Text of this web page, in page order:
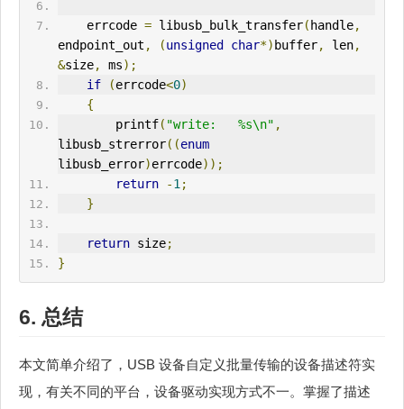
    errcode
= libusb_bulk_transfer( handle,
endpoint_out , (unsigned char*) buffer, len,
&size, ms);
if
(errcode<0)
{
        printf
( "write:   %s\n" ,
libusb_strerror((enum
libusb_error)errcode));
return
-1;
}
return size;
}
6. 总结
本文简单介绍了，USB 设备自定义批量传输的设备描述符实
现，有关不同的平台，设备驱动实现方式不一。掌握了描述